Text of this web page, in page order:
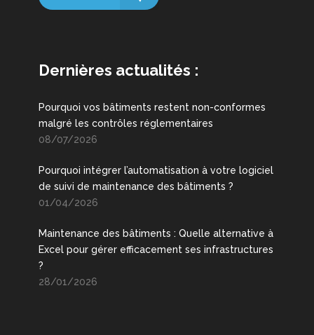
Dernières actualités :
Pourquoi vos bâtiments restent non-conformes
malgré les contrôles réglementaires
08/07/2026
Pourquoi intégrer l’automatisation à votre logiciel
de suivi de maintenance des bâtiments ?
01/04/2026
Maintenance des bâtiments : Quelle alternative à
Excel pour gérer efficacement ses infrastructures
?
28/01/2026